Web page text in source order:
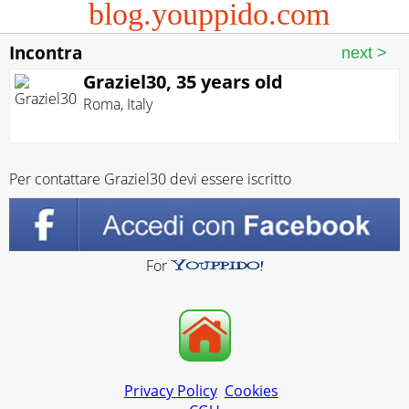
blog.youppido.com
Incontra
Graziel30, 35 years old
Roma, Italy
Per contattare Graziel30 devi essere iscritto
For
Privacy Policy Cookies